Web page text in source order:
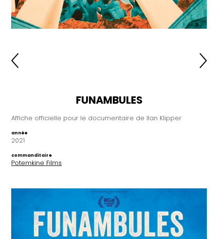
FUNAMBULES
Affiche officielle pour le documentaire de Ilan Klipper
année
2021
commanditaire
Potemkine Films